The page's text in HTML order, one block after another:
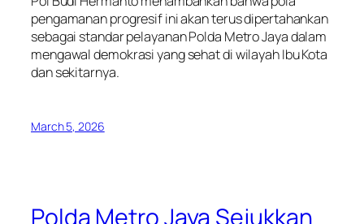
pengamanan progresif ini akan terus dipertahankan
sebagai standar pelayanan Polda Metro Jaya dalam
mengawal demokrasi yang sehat di wilayah Ibu Kota
dan sekitarnya.
March 5, 2026
Polda Metro Jaya Sejukkan